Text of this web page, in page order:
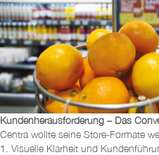
Kundenherausforderung – Das
Centra wollte seine Store-Formate
1. Visuelle Klarheit und